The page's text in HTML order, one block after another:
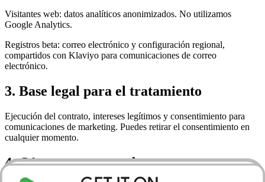
Visitantes web: datos analíticos anonimizados. No utilizamos
Google Analytics.
Registros beta: correo electrónico y configuración regional,
compartidos con Klaviyo para comunicaciones de correo
electrónico.
3. Base legal para el tratamiento
Ejecución del contrato, intereses legítimos y consentimiento para
comunicaciones de marketing. Puedes retirar el consentimiento en
cualquier momento.
4. Cómo usamos tus datos